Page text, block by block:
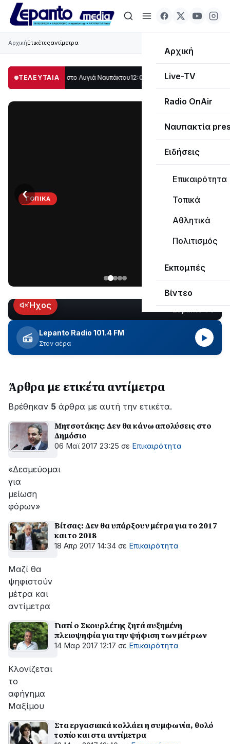
Αρχική
Live-TV
Radio OnAir
Ναυπακτία
Ειδήσεις
Επικαιρότητα
Τοπικά
Αθλητικά
Πολιτισμός
Εκπομπές
Βίντεο
ΑρχικήΕτικέτεςαντίμετρα
ΤΕΛΕΥΤΑΙΑ
μέρος στο Λυγιά Ναυπάκτου12:08 Σε τροχιά υλοποίησης η Παράκαμψη
ΤΟΠΙΚΆ
Ναυπάκτου
εδώ
και
περίπου
δύο
ώρες
εξέλιξη
οι
εργασίες
ΔΕΔΔΗΕ
για
την
της
βλάβης
‹
LIVEΉχος
Lepanto Radio 101.4 FM
Στον αέρα
▶
Άρθρα με ετικέτα αντίμετρα
Βρέθηκαν 5 άρθρα με αυτή την ετικέτα.
Μητσοτάκης: Δεν θα κάνω απολύσεις στο
Δημόσιο
06 Μαϊ 2017 23:25 σε Επικαιρότητα
«Δεσμεύομαι
για
μείωση
φόρων»
Βίτσας: Δεν θα υπάρξουν μέτρα για το 2017
και το 2018
18 Απρ 2017 14:34 σε Επικαιρότητα
Μαζί θα
ψηφιστούν
μέτρα και
αντίμετρα
Γιατί ο Σκουρλέτης ζητά αυξημένη
πλειοψηφία για την ψήφιση των μέτρων
14 Μαρ 2017 12:17 σε Επικαιρότητα
Κλονίζεται
το
αφήγημα
Μαξίμου
Στα εργασιακά κολλάει η συμφωνία, θολό
τοπίο και στα αντίμετρα